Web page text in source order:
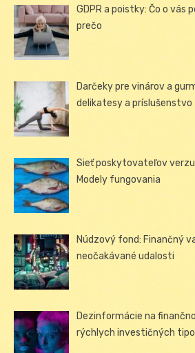
GDPR a poistky: Čo o vás
prečo
Darčeky pre vinárov a
delikatesy a príslušenstvo
Sieť poskytovateľov
Modely fungovania
Núdzový fond: Finančný
neočakávané udalosti
Dezinformácie na
rýchlych investičných